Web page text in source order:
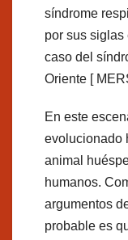
síndrome
por sus siglas
caso del
Oriente [
En este
evolucionado
animal
humanos.
argumentos
probable es